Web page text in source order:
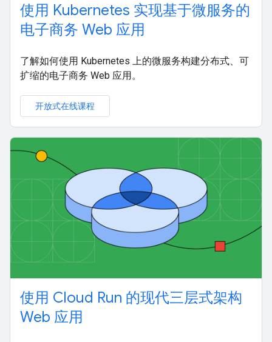
使用 Kubernetes 实现基于微服务的
电子商务 Web 应用
了解如何使用 Kubernetes 上的微服务构建分布式、可
扩缩的电子商务 Web 应用。
开放式在线课程
使用 Cloud Run 的现代三层式架构
Web 应用